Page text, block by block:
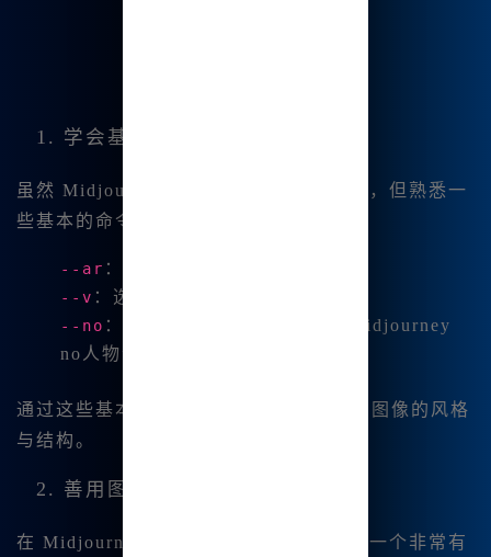
1. 学会基本指令
虽然 Midjourney 中文绘画支持中文指令，但熟悉一
些基本的命令仍然非常重要。例如：
--ar ：设置图像的宽高比。
--v ：选择特定的版本（如 V6.1）。
--no ：排除不想要的元素，例如“midjourney
no人物”。
通过这些基本指令，我能够更灵活地控制图像的风格
与结构。
2. 善用图片混合
在 Midjourney 中文绘画中，图像混合是一个非常有